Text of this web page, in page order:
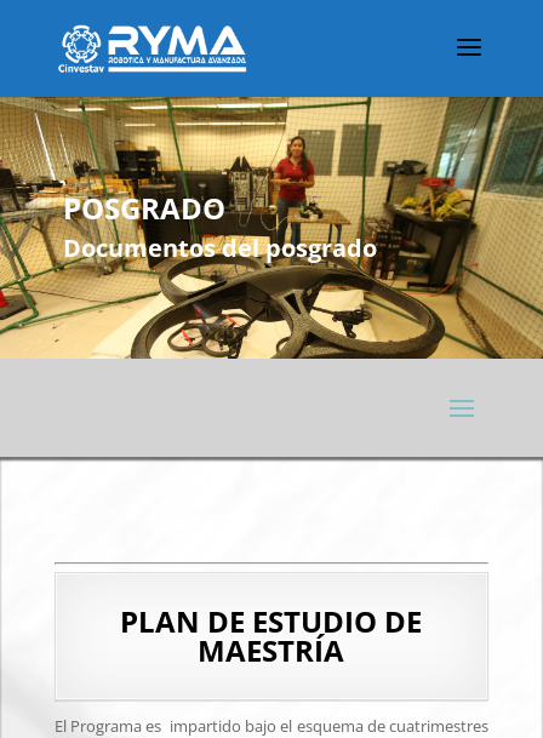
POSGRADO
Documentos del posgrado
PLAN DE ESTUDIO DE
MAESTRÍA
El Programa es impartido bajo el esquema de cuatrimestres